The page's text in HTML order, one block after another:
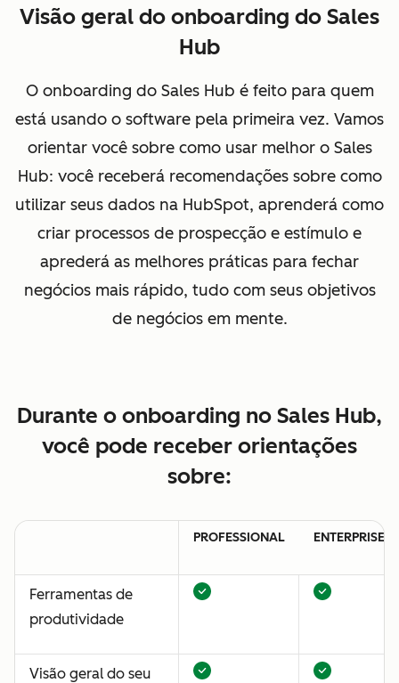
Visão geral do onboarding do Sales
Hub
O onboarding do Sales Hub é feito para quem
está usando o software pela primeira vez. Vamos
orientar você sobre como usar melhor o Sales
Hub: você receberá recomendações sobre como
utilizar seus dados na HubSpot, aprenderá como
criar processos de prospecção e estímulo e
aprederá as melhores práticas para fechar
negócios mais rápido, tudo com seus objetivos
de negócios em mente.
Durante o onboarding no Sales Hub,
você pode receber orientações
sobre:
PROFESSIONAL ENTERPRISE
Ferramentas de
produtividade
Visão geral do seu